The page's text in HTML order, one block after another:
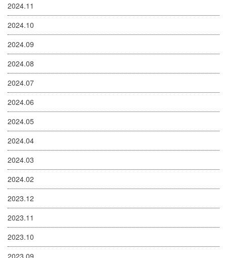
2024.11
2024.10
2024.09
2024.08
2024.07
2024.06
2024.05
2024.04
2024.03
2024.02
2023.12
2023.11
2023.10